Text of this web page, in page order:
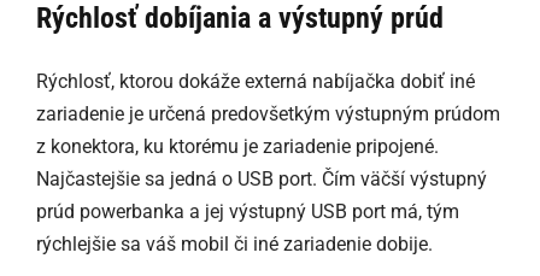
Rýchlosť dobíjania a výstupný prúd
Rýchlosť, ktorou dokáže externá nabíjačka dobiť iné
zariadenie je určená predovšetkým výstupným prúdom
z konektora, ku ktorému je zariadenie pripojené.
Najčastejšie sa jedná o USB port. Čím väčší výstupný
prúd powerbanka a jej výstupný USB port má, tým
rýchlejšie sa váš mobil či iné zariadenie dobije.